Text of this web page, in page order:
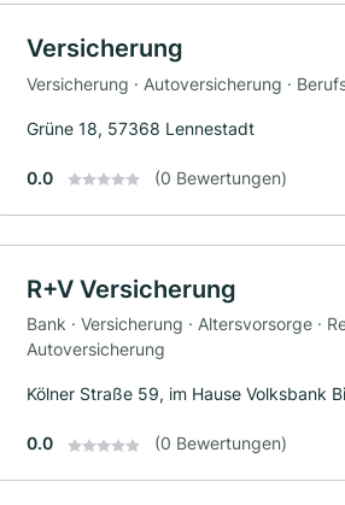
Versicherung
Versicherung · Autoversicherung ·
Grüne 18, 57368 Lennestadt
0.0 (0 Bewertungen)
R+V Versicherung
Bank · Versicherung · Altersvorsorge ·
Autoversicherung
Kölner Straße 59, im Hause Volksbank
0.0 (0 Bewertungen)